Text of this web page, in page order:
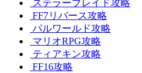
ステラーブレイド攻略
FF7リバース攻略
パルワールド攻略
マリオRPG攻略
ティアキン攻略
FF16攻略